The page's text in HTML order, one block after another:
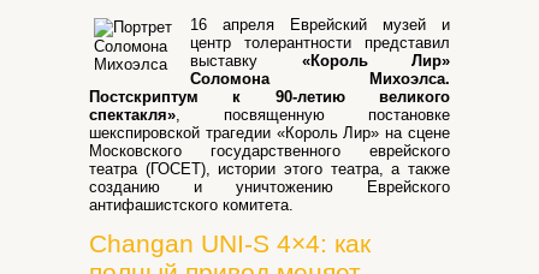
16 апреля Еврейский музей и
центр толерантности представил
выставку «Король Лир»
Соломона Михоэлса.
Постскриптум к 90-летию великого
спектакля», посвященную постановке
шекспировской трагедии «Король Лир» на сцене
Московского государственного еврейского
театра (ГОСЕТ), истории этого театра, а также
созданию и уничтожению Еврейского
антифашистского комитета.
Changan UNI-S 4×4: как